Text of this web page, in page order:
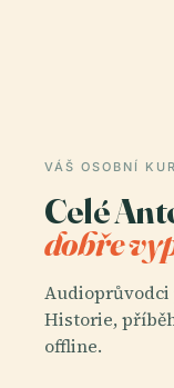
VÁŠ OSOBNÍ
Celé
dobře
Audioprůvodci
Historie,
offline.